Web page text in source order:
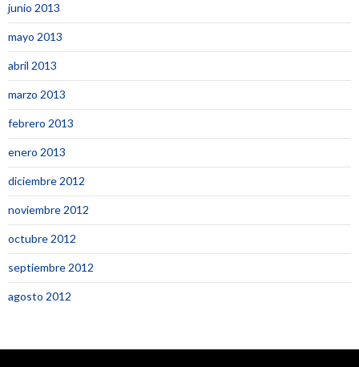
junio 2013
mayo 2013
abril 2013
marzo 2013
febrero 2013
enero 2013
diciembre 2012
noviembre 2012
octubre 2012
septiembre 2012
agosto 2012